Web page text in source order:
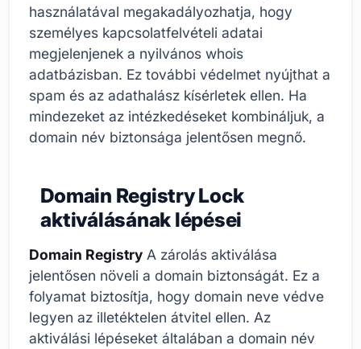
használatával megakadályozhatja, hogy
személyes kapcsolatfelvételi adatai
megjelenjenek a nyilvános whois
adatbázisban. Ez további védelmet nyújthat a
spam és az adathalász kísérletek ellen. Ha
mindezeket az intézkedéseket kombináljuk, a
domain név biztonsága jelentősen megnő.
Domain Registry Lock
aktiválásának lépései
Domain Registry A zárolás aktiválása
jelentősen növeli a domain biztonságát. Ez a
folyamat biztosítja, hogy domain neve védve
legyen az illetéktelen átvitel ellen. Az
aktiválási lépéseket általában a domain név